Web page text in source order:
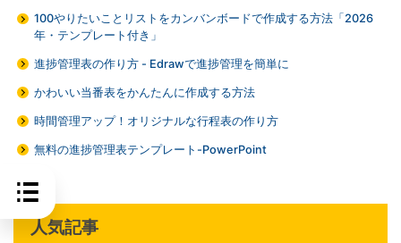
100やりたいことリストをカンバンボードで作成する方法「2026
年・テンプレート付き」
進捗管理表の作り方 - Edrawで進捗管理を簡単に
かわいい当番表をかんたんに作成する方法
時間管理アップ！オリジナルな行程表の作り方
無料の進捗管理表テンプレート-PowerPoint
人気記事